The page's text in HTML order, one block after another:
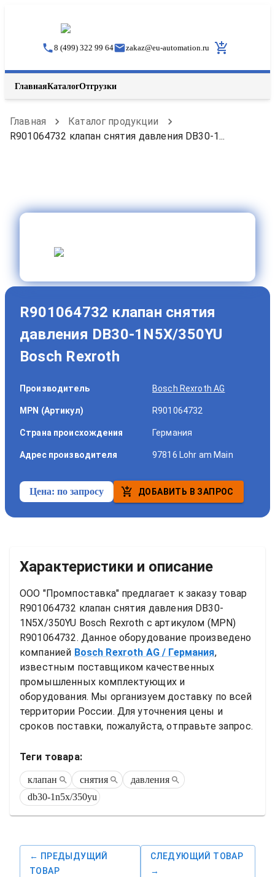
8 (499) 322 99 64 zakaz@eu-automation.ru
ГлавнаяКаталогОтгрузки
Главная
Каталог продукции
R901064732 клапан снятия давления DB30-1...
R901064732 клапан снятия
давления DB30-1N5X/350YU
Bosch Rexroth
Производитель Bosch Rexroth AG
MPN (Артикул) R901064732
Страна происхождения Германия
Адрес производителя 97816 Lohr am Main
Цена: по запросу ДОБАВИТЬ В ЗАПРОС
Характеристики и описание
ООО "Промпоставка" предлагает к заказу товар
R901064732 клапан снятия давления DB30-
1N5X/350YU Bosch Rexroth
R901064732. Данное оборудование произведено
компанией Bosch Rexroth AG / Германия,
известным поставщиком качественных
промышленных комплектующих и
оборудования. Мы организуем доставку по всей
территории России. Для уточнения цены и
сроков поставки, пожалуйста, отправьте запрос.
Теги товара:
клапан снятия
давления
db30-1n5x/350yu
← ПРЕДЫДУЩИЙ
ТОВАР
СЛЕДУЮЩИЙ ТОВАР
→